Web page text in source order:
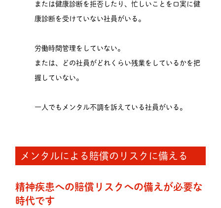
または健康診断を拒否したり、忙しいことを口実に健
康診断を受けていない社員がいる。
労働時間管理をしていない。
または、どの社員がどれくらい残業をしているかを把
握していない。
一人でもメンタル不調を訴えている社員がいる。
メンタルによる賠償のリスクに備える
精神疾患への賠償リスクへの備えが必要な
時代です